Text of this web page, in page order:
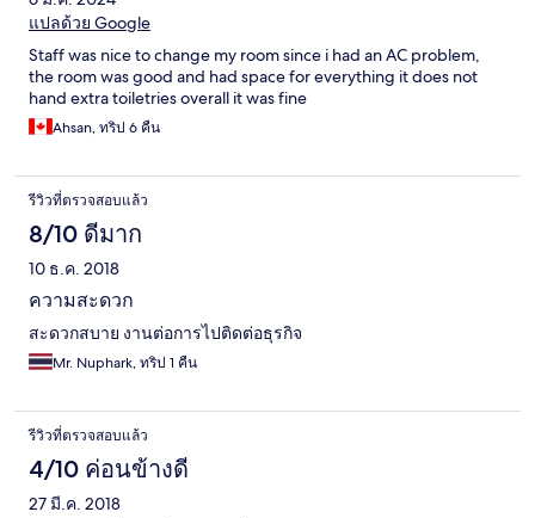
แปลด้วย Google
Staff was nice to change my room since i had an AC problem,
the room was good and had space for everything it does not
hand extra toiletries overall it was fine
Ahsan, ทริป 6 คืน
รีวิวที่ตรวจสอบแล้ว
8/10 ดีมาก
10 ธ.ค. 2018
ความสะดวก
สะดวกสบาย งานต่อการไปติดต่อธุรกิจ
Mr. Nuphark, ทริป 1 คืน
รีวิวที่ตรวจสอบแล้ว
4/10 ค่อนข้างดี
27 มี.ค. 2018